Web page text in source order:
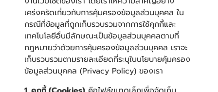
เคร่งครัดเกี่ยวกับการคุ้มครองข้อมูลส่วนบุคคล ใน
กรณีที่ข้อมูลที่ถูกเก็บรวบรวมจากการใช้คุกกี้และ
เทคโนโลยีอื่นมีลักษณะเป็นข้อมูลส่วนบุคคลตามที่
กฎหมายว่าด้วยการคุ้มครองข้อมูลส่วนบุคคล เราจะ
เก็บรวบรวมตามรายละเอียดที่ระบุในนโยบายคุ้มครอง
ข้อมูลส่วนบุคคล (Privacy Policy) ของเรา